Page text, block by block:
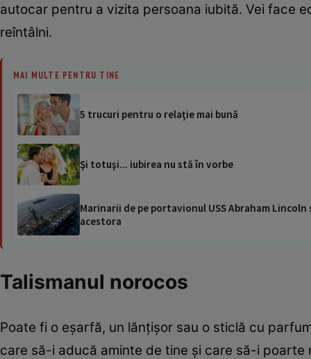
autocar pentru a vizita persoana iubită. Vei face
reîntâlni.
MAI MULTE PENTRU TINE
5 trucuri pentru o relaţie mai bună
Şi totuşi... iubirea nu stă în vorbe
Marinarii de pe portavionul USS Abraham
acestora
Talismanul norocos
Poate fi o eşarfă, un lănţişor sau o sticlă cu
care să-i aducă aminte de tine şi care să-i